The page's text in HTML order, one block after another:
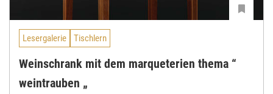
Lesergalerie Tischlern
Weinschrank mit dem marqueterien thema “
weintrauben „